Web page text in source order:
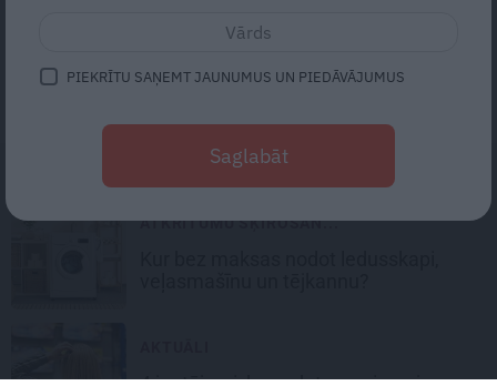
ledusskapī un trauku mašīnā?
Elmārs Tannis palīdz izvēlēties
ATKRITUMU ŠĶIROŠAN...
PIEKRĪTU SAŅEMT JAUNUMUS UN PIEDĀVĀJUMUS
Saglabāt